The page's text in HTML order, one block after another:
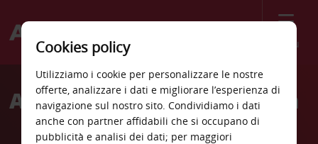
Menù
Welcome
AvisAutonoleggio Sud Carolina
Cookies policy
Utilizziamo i cookie per personalizzare le nostre
offerte, analizzare i dati e migliorare l’esperienza di
navigazione sul nostro sito. Condividiamo i dati
anche con partner affidabili che si occupano di
pubblicità e analisi dei dati; per maggiori